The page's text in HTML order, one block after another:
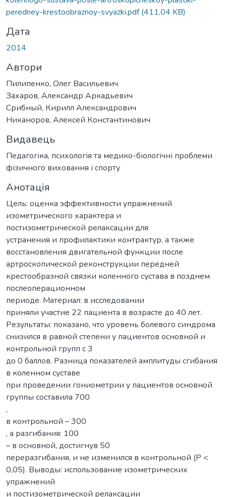
peredney-krestoobraznoy-svyazki.pdf(411,04 KB)
Дата
2014
Автори
Пилипенко, Олег Васильевич
Захаров, Александр Аркадьевич
Срибный, Кирилл Александрович
Никаноров, Алексей Константинович
Видавець
Педагогіка, психологія та медико-біологічні проблеми
фізичного виховання і спорту
Анотація
Цель: оценка эффективности упражнений
изометрического характера и
постизометрической релаксации для
устранения и профилактики контрактур, а также
восстановления двигательной функции после
артроскопической реконструкции передней
крестообразной связки коленного сустава в позднем
послеоперационном
периоде. Материал: в исследовании
приняли участие 22 пациента в возрасте до 40 лет.
Результаты: показано, что уровень болевого синдрома
снизился в равной степени у пациентов основной и
контрольной групп с 3
до 0 баллов. Разница показателей амплитуды сгибания
в коленном суставе
при проведении гониометрии у пациентов основной
группы составила 700
,
в контрольной – 300
, а разгибания: 100
– в основной, достигнув 50
переразгибания, и не изменился в контрольной (Р <
0,05). Выводы: использование изометрических
упражнений
и постизометрической релаксации